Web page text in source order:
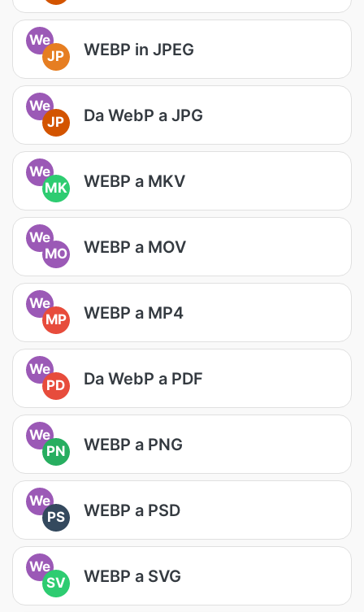
We
JP
WEBP in JPEG
We
JP
Da WebP a JPG
We
MK
WEBP a MKV
We
MO
WEBP a MOV
We
MP
WEBP a MP4
We
PD
Da WebP a PDF
We
PN
WEBP a PNG
We
PS
WEBP a PSD
We
SV
WEBP a SVG